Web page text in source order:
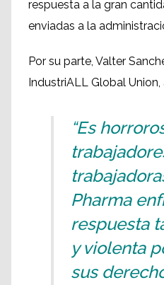
respuesta a la gran
enviadas a la
Por su parte, Valter
IndustriALL Global Union,
“Es
Pharma
respuesta
y violenta
sus